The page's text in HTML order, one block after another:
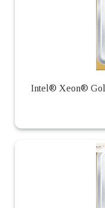
Intel® Xeon®